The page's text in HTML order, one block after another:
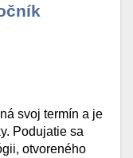
svoj termín a je
Podujatie sa
otvoreného